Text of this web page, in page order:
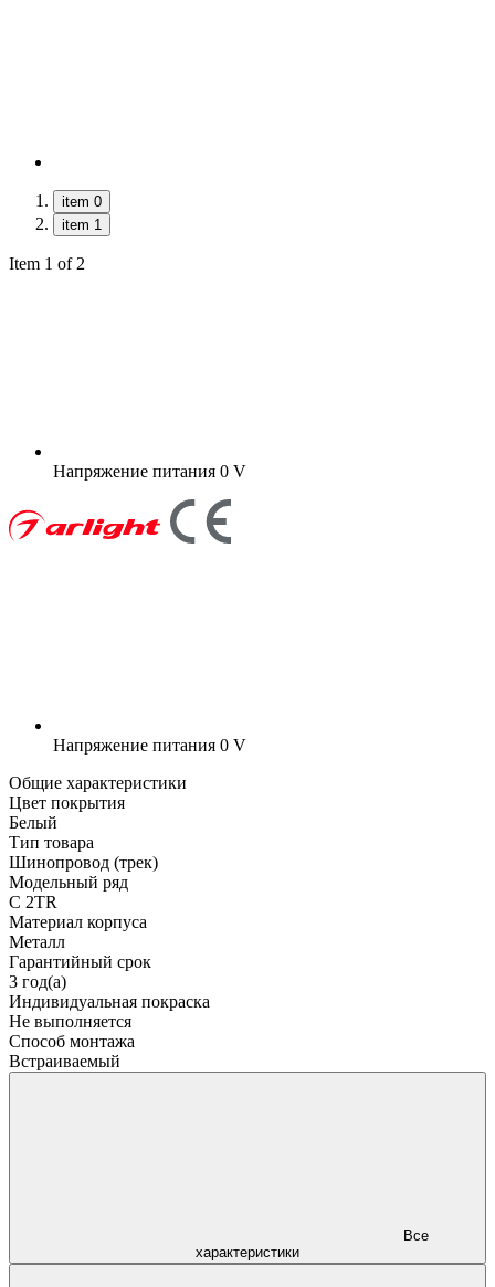
item 0
item 1
Item 1 of 2
Напряжение питания 0 V
Напряжение питания 0 V
Общие характеристики
Цвет покрытия
Белый
Тип товара
Шинопровод (трек)
Модельный ряд
C 2TR
Материал корпуса
Металл
Гарантийный срок
3 год(а)
Индивидуальная покраска
Не выполняется
Способ монтажа
Встраиваемый
характеристики